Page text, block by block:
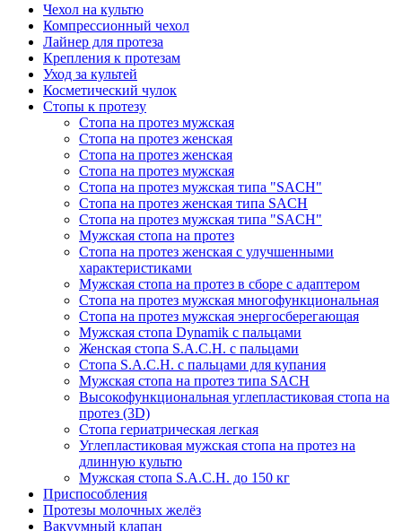
Чехол на культю
Компрессионный чехол
Лайнер для протеза
Крепления к протезам
Уход за культей
Косметический чулок
Стопы к протезу
Стопа на протез мужская
Стопа на протез женская
Стопа на протез женская
Стопа на протез мужская
Стопа на протез мужская типа "SACH"
Стопа на протез женская типа SACH
Стопа на протез мужская типа "SACH"
Мужская стопа на протез
Стопа на протез женская с улучшенными
характеристиками
Мужская стопа на протез в сборе с адаптером
Стопа на протез мужская многофункциональная
Стопа на протез мужская энергосберегающая
Мужская стопа Dynamik с пальцами
Женская стопа S.A.C.H. с пальцами
Стопа S.A.C.H. с пальцами для купания
Мужская стопа на протез типа SACH
Высокофункциональная углепластиковая стопа на
протез (3D)
Стопа гериатрическая легкая
Углепластиковая мужская стопа на протез на
длинную культю
Мужская стопа S.A.C.H. до 150 кг
Приспособления
Протезы молочных желёз
Вакуумный клапан